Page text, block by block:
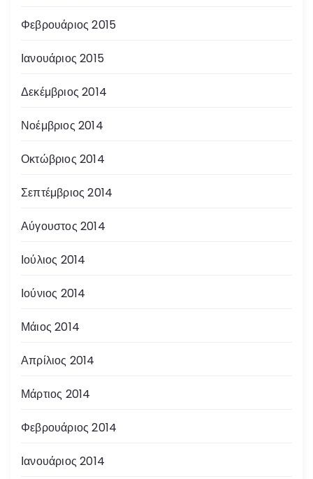
Φεβρουάριος 2015
Ιανουάριος 2015
Δεκέμβριος 2014
Νοέμβριος 2014
Οκτώβριος 2014
Σεπτέμβριος 2014
Αύγουστος 2014
Ιούλιος 2014
Ιούνιος 2014
Μάιος 2014
Απρίλιος 2014
Μάρτιος 2014
Φεβρουάριος 2014
Ιανουάριος 2014